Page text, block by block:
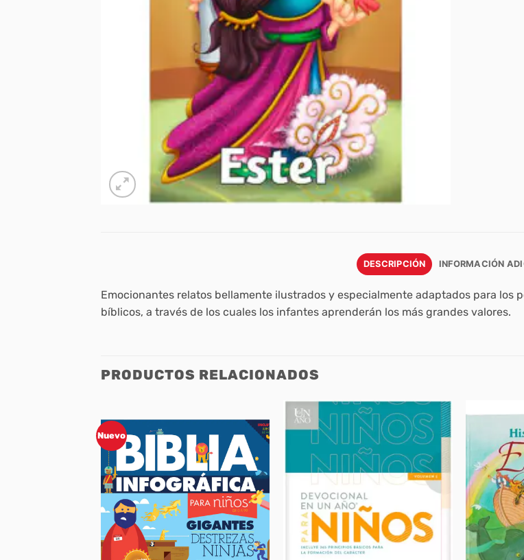
DESCRIPCIÓN INFORMACIÓN
Emocionantes relatos bellamente ilustrados y especialmente adaptados para los
bíblicos, a través de los cuales los infantes aprenderán los más grandes valores.
PRODUCTOS RELACIONADOS
Nuevo